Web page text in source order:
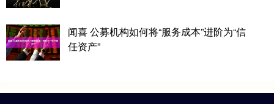
闻喜 公募机构如何将“服务成本”进阶为“信
任资产”